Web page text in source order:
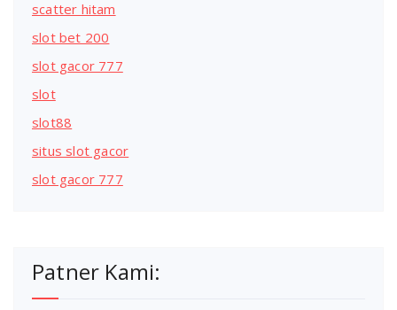
scatter hitam
slot bet 200
slot gacor 777
slot
slot88
situs slot gacor
slot gacor 777
Patner Kami: